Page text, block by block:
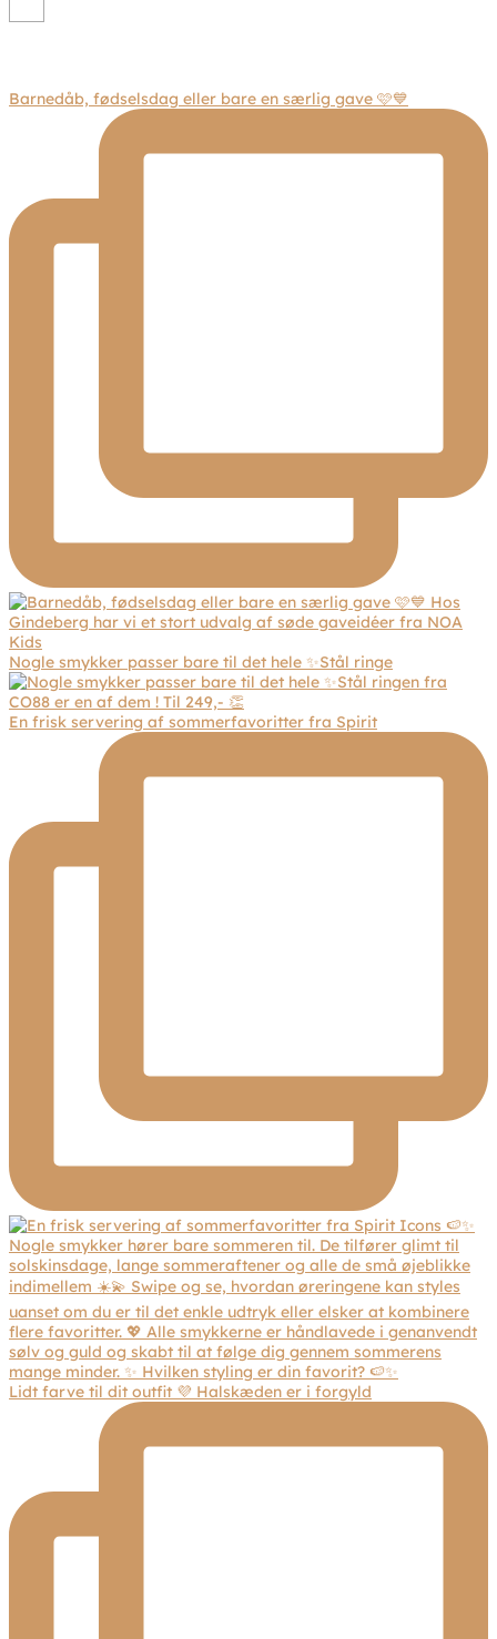
Barnedåb, fødselsdag eller bare en særlig gave 🩷💙
Nogle smykker passer bare til det hele ✨Stål ringe
En frisk servering af sommerfavoritter fra Spirit
Lidt farve til dit outfit 💜 Halskæden er i forgyld